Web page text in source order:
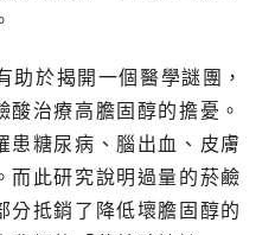
助於揭開一個醫學謎團，
酸治療高膽固醇的擔憂。
患糖尿病、腦出血、皮膚
而此研究說明過量的菸鹼
分抵銷了降低壞膽固醇的